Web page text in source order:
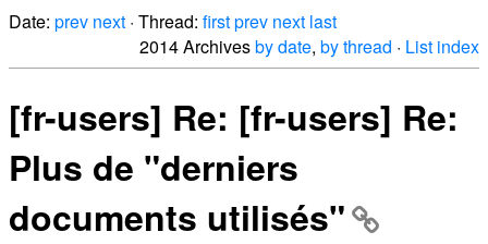
Date: prev next · Thread: firstprev next last
2014 Archivesby date, by thread · List index
[fr-users] Re: [fr-users] Re:
Plus de "derniers
documents utilisés"